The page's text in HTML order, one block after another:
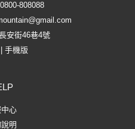
808088
安街46巷4號
手機版
心
明